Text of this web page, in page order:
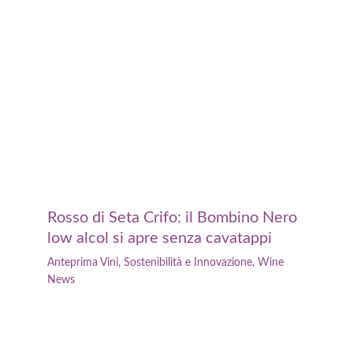
Rosso di Seta Crifo: il Bombino Nero
low alcol si apre senza cavatappi
Anteprima Vini, Sostenibilità e Innovazione, Wine
News